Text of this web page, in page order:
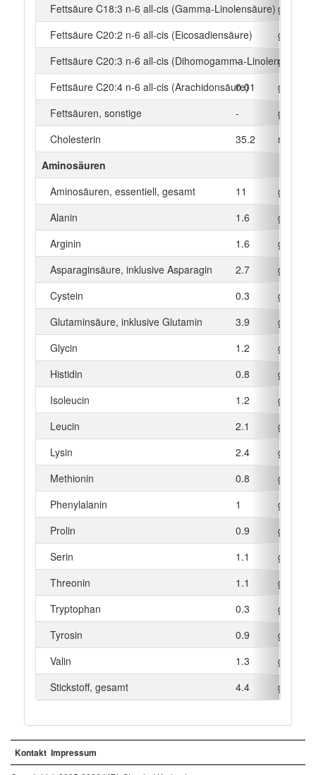
Fettsäure C18:3 n-6 all-cis (Gamma-Linolensäure)
-
g
Fettsäure C20:2 n-6 all-cis (Eicosadiensäure)
-
g
Fettsäure C20:3 n-6 all-cis (Dihomogamma-Linolensäure)
-
g
Fettsäure C20:4 n-6 all-cis (Arachidonsäure)
0.01
g
Fettsäuren, sonstige
-
g
Cholesterin
35.2
mg
Aminosäuren
Aminosäuren, essentiell, gesamt
11
g
Alanin
1.6
g
Arginin
1.6
g
Asparaginsäure, inklusive Asparagin
2.7
g
Cystein
0.3
g
Glutaminsäure, inklusive Glutamin
3.9
g
Glycin
1.2
g
Histidin
0.8
g
Isoleucin
1.2
g
Leucin
2.1
g
Lysin
2.4
g
Methionin
0.8
g
Phenylalanin
1
g
Prolin
0.9
g
Serin
1.1
g
Threonin
1.1
g
Tryptophan
0.3
g
Tyrosin
0.9
g
Valin
1.3
g
Stickstoff, gesamt
4.4 g
Kontakt Impressum